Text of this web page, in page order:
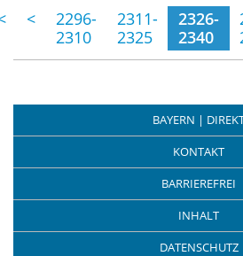
<
2296-
2310
2311-
2325
2326-
2340
BAYERN |
KONTAKT
BARRIEREFREI
INHALT
DATENSCHUTZ